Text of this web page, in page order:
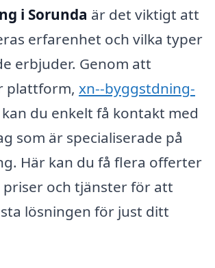
i Sorunda är det viktigt att
erfarenhet och vilka typer
erbjuder. Genom att
plattform, xn--byggstdning-
kan du enkelt få kontakt med
som är specialiserade på
Här kan du få flera offerter
och tjänster för att
lösningen för just ditt